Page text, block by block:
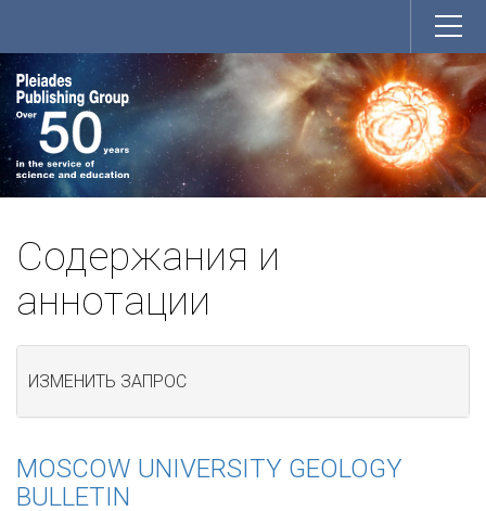
Содержания и
аннотации
ИЗМЕНИТЬ ЗАПРОС
MOSCOW UNIVERSITY GEOLOGY
BULLETIN